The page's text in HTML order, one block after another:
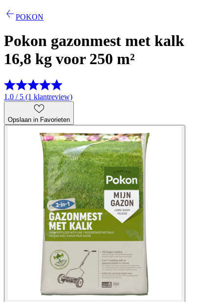
POKON
Pokon gazonmest met kalk
16,8 kg voor 250 m²
1.0 / 5 (1 klantreview)
Opslaan in Favorieten